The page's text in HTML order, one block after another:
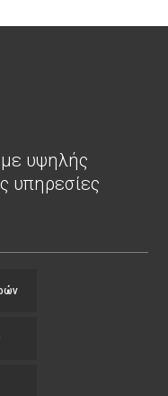
υψηλής
υπηρεσίες